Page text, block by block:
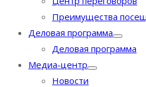
Преимущества
Деловая программа
Деловая программа
Медиа-центр
Новости